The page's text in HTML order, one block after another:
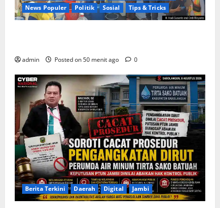
News Populer
Politik Sosial Tips & Tricks
admin Posted on 50 menit ago 0
Berita Terkini Daerah Digital Jambi